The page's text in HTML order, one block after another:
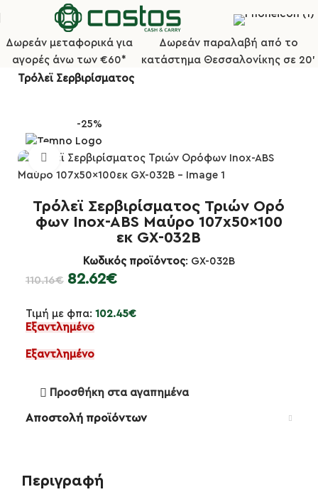
Δωρεάν μεταφορικά για
αγορές άνω των €60*
Δωρεάν παραλαβή από το
κατάστημα Θεσσαλονίκης σε 20'
Αρχική σελίδα
Service, Υποδοχή & Σήμανση
Τρόλεϊ Σερβιρίσματος
-25%
Κλικ για μεγέθυνση
Τρόλεϊ Σερβιρίσματος Τριών Ορό
φων Inox-ABS Μαύρο 107x50x100
εκ GX-032B
Κωδικός προϊόντος: GX-032B
110.16€ 82.62€
Τιμή με φπα: 102.45€
Εξαντλημένο
Εξαντλημένο
Προσθήκη στα αγαπημένα
Αποστολή προϊόντων
Περιγραφή